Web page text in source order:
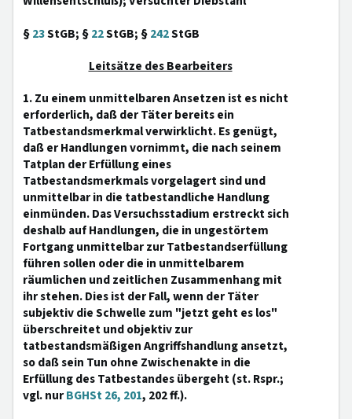
§23StGB; §22StGB; §242StGB
Leitsätze des Bearbeiters
1. Zu einem unmittelbaren Ansetzen ist es nicht
erforderlich, daß der Täter bereits ein
Tatbestandsmerkmal verwirklicht. Es genügt,
daß er Handlungen vornimmt, die nach seinem
Tatplan der Erfüllung eines
Tatbestandsmerkmals vorgelagert sind und
unmittelbar in die tatbestandliche Handlung
einmünden. Das Versuchsstadium erstreckt sich
deshalb auf Handlungen, die in ungestörtem
Fortgang unmittelbar zur Tatbestandserfüllung
führen sollen oder die in unmittelbarem
räumlichen und zeitlichen Zusammenhang mit
ihr stehen. Dies ist der Fall, wenn der Täter
subjektiv die Schwelle zum "jetzt geht es los"
überschreitet und objektiv zur
tatbestandsmäßigen Angriffshandlung ansetzt,
so daß sein Tun ohne Zwischenakte in die
Erfüllung des Tatbestandes übergeht (st. Rspr.;
vgl. nurBGHSt 26, 201, 202 ff.).